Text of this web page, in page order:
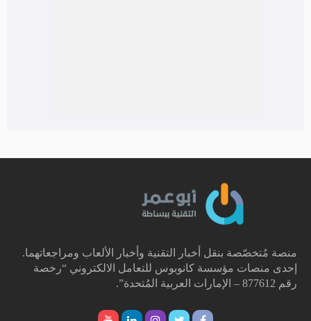
منصة مُتخصّصة بنقل أخبار التقنية وأخبار الألعاب ومراجعاتهما.
إحدى منصات مؤسسة كانوبوس للتعامل الالكتروني “رخصة
رقم 877612 – الإمارات العربية المُتحدة”.